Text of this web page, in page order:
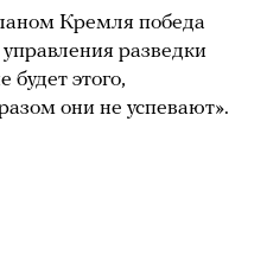
Кремля победа
разведки
будет этого,
они не успевают».